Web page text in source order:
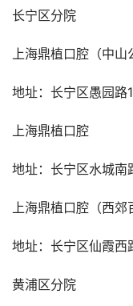
长宁区分院
上海鼎植口腔（中山
地址：长宁区愚园路
上海鼎植口腔
地址：长宁区水城
上海鼎植口腔（西郊
地址：长宁区仙霞
黄浦区分院